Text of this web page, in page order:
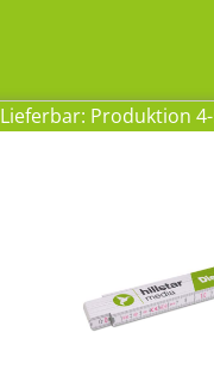
Lieferbar: Produktion